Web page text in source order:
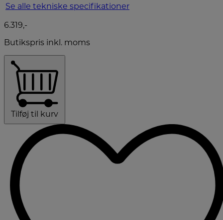
Se alle tekniske specifikationer
6.319,-
Butikspris inkl. moms
Tilføj til kurv